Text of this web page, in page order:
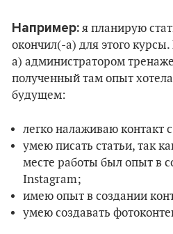
Например: я планирую
окончил(-а) для этого
а) администратором
полученный там опыт
будущем:
легко налаживаю
умею писать статьи, так
месте работы был опыт в
Instagram;
имею опыт в создании
умею создавать